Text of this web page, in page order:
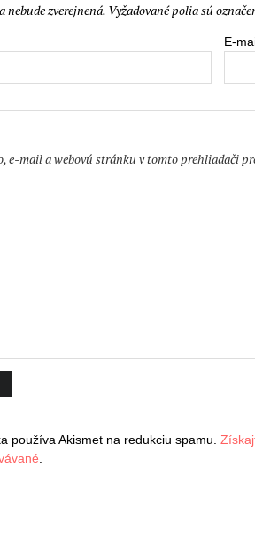
nebude zverejnená. Vyžadované polia sú
E-
e-mail a webovú stránku v tomto prehliadači
používa Akismet na redukciu spamu.